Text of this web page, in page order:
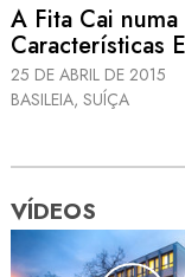
A Fita Cai
Características
25 DE ABRIL DE 2015
BASILEIA, SUÍÇA
VÍDEOS